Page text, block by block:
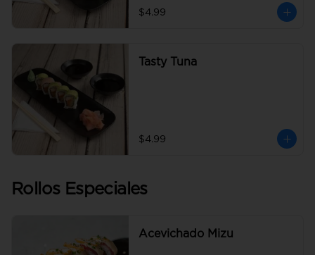
$4.99
Tasty Tuna
$4.99
Rollos Especiales
Acevichado Mizu